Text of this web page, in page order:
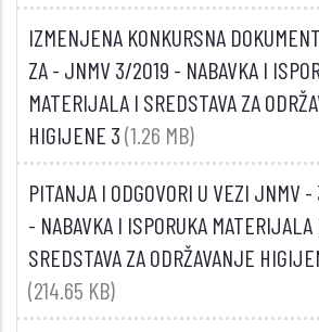
IZMENJENA KONKURSNA
ZA - JNMV 3/2019 - NABAVKA I
MATERIJALA I SREDSTAVA ZA
HIGIJENE 3(1.26 MB)
PITANJA I ODGOVORI U VEZI JNMV
- NABAVKA I ISPORUKA MATERIJALA
SREDSTAVA ZA ODRŽAVANJE
(214.65 KB)